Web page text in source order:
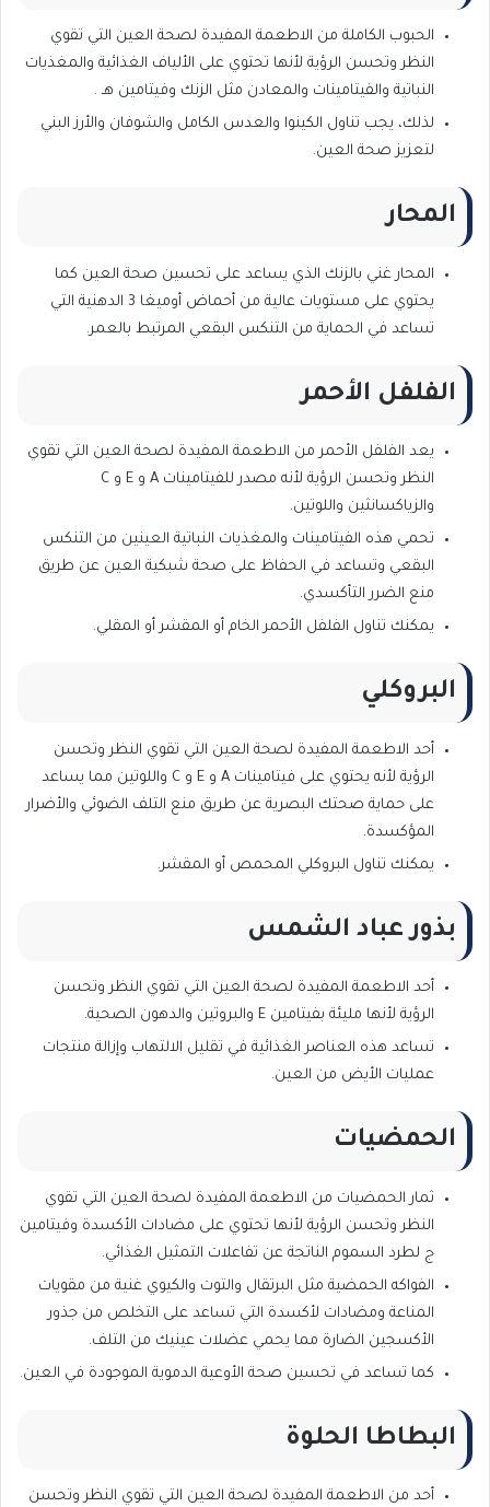
الحبوب الكاملة من الاطعمة المفيدة لصحة العين التي تقوي
النظر وتحسن الرؤية لأنها تحتوي على الألياف الغذائية والمغذيات
النباتية والفيتامينات والمعادن مثل الزنك وفيتامين هـ .
لذلك، يجب تناول الكينوا والعدس الكامل والشوفان والأرز البني
لتعزيز صحة العين.
المحار
المحار غني بالزنك الذي يساعد على تحسين صحة العين كما
يحتوي على مستويات عالية من أحماض أوميغا 3 الدهنية التي
تساعد في الحماية من التنكس البقعي المرتبط بالعمر.
الفلفل الأحمر
يعد الفلفل الأحمر من الاطعمة المفيدة لصحة العين التي تقوي
النظر وتحسن الرؤية لأنه مصدر للفيتامينات A و E و C
والزياكسانثين واللوتين.
تحمي هذه الفيتامينات والمغذيات النباتية العينين من التنكس
البقعي وتساعد في الحفاظ على صحة شبكية العين عن طريق
منع الضرر التأكسدي.
يمكنك تناول الفلفل الأحمر الخام أو المقشر أو المقلي.
البروكلي
أحد الاطعمة المفيدة لصحة العين التي تقوي النظر وتحسن
الرؤية لأنه يحتوي على فيتامينات A و E و C واللوتين مما يساعد
على حماية صحتك البصرية عن طريق منع التلف الضوئي والأضرار
المؤكسدة.
يمكنك تناول البروكلي المحمص أو المقشر.
بذور عباد الشمس
أحد الاطعمة المفيدة لصحة العين التي تقوي النظر وتحسن
الرؤية لأنها مليئة بفيتامين E والبروتين والدهون الصحية.
تساعد هذه العناصر الغذائية في تقليل الالتهاب وإزالة منتجات
عمليات الأيض من العين.
الحمضيات
ثمار الحمضيات من الاطعمة المفيدة لصحة العين التي تقوي
النظر وتحسن الرؤية لأنها تحتوي على مضادات الأكسدة وفيتامين
ج لطرد السموم الناتجة عن تفاعلات التمثيل الغذائي.
الفواكه الحمضية مثل البرتقال والتوت والكيوي غنية من مقويات
المناعة ومضادات لأكسدة التي تساعد على التخلص من جذور
الأكسجين الضارة مما يحمي عضلات عينيك من التلف.
كما تساعد في تحسين صحة الأوعية الدموية الموجودة في العين.
البطاطا الحلوة
أحد من الاطعمة المفيدة لصحة العين التي تقوي النظر وتحسن